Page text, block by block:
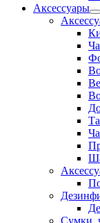
Аксессуары
Сумки,